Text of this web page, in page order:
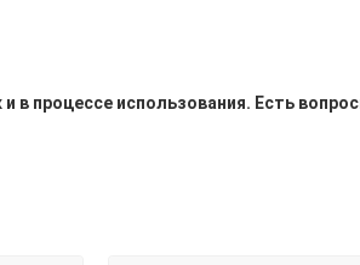
процессе использования. Есть